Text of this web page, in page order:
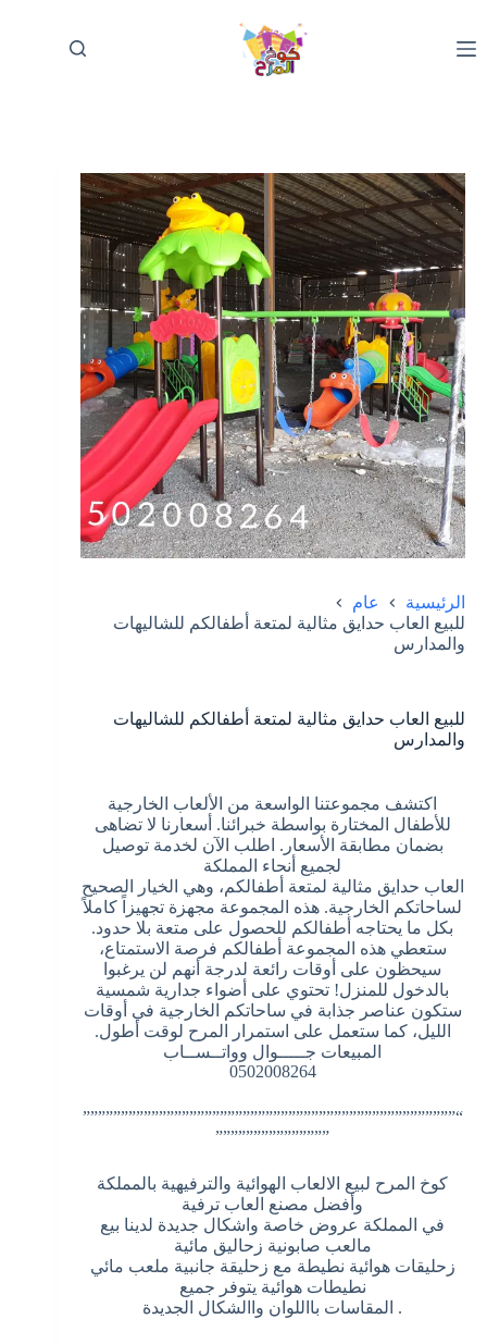
المحتوى
الرئيسية
عام
للبيع العاب حدايق مثالية لمتعة أطفالكم للشاليهات
والمدارس
للبيع العاب حدايق مثالية لمتعة أطفالكم للشاليهات
والمدارس
اكتشف مجموعتنا الواسعة من الألعاب الخارجية
للأطفال المختارة بواسطة خبرائنا. أسعارنا لا تضاهى
بضمان مطابقة الأسعار. اطلب الآن لخدمة توصيل
لجميع أنحاء المملكة
العاب حدايق مثالية لمتعة أطفالكم، وهي الخيار الصحيح
لساحاتكم الخارجية. هذه المجموعة مجهزة تجهيزاً كاملاً
بكل ما يحتاجه أطفالكم للحصول على متعة بلا حدود.
ستعطي هذه المجموعة أطفالكم فرصة الاستمتاع،
سيحظون على أوقات رائعة لدرجة أنهم لن يرغبوا
بالدخول للمنزل! تحتوي على أضواء جدارية شمسية
ستكون عناصر جذابة في ساحاتكم الخارجية في أوقات
الليل، كما ستعمل على استمرار المرح لوقت أطول.
المبيعات جـــــوال وواتــســاب
0502008264
“”””””””””””””””””””””””””””””””””””””””””””””””””
”””””””””””””””
كوخ المرح لبيع الالعاب الهوائية والترفيهية بالمملكة
وأفضل مصنع العاب ترفية
في المملكة عروض خاصة واشكال جديدة لدينا بيع
مالعب صابونية زحاليق مائية
زحليقات هوائية نطيطة مع زحليقة جانبية ملعب مائي
نطيطات هوائية يتوفر جميع
. المقاسات بااللوان واالشكال الجديدة